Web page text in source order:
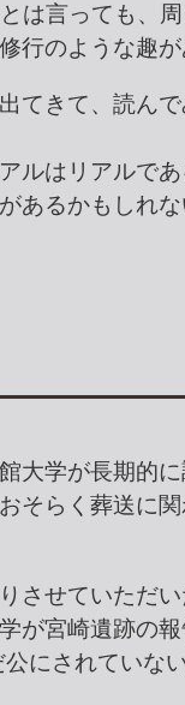
は言っても、
行のような趣が
てきて、読ん
ルはリアルで
あるかもしれ
大学が長期的
そらく葬送に
させていただ
が宮崎遺跡の
にされていな